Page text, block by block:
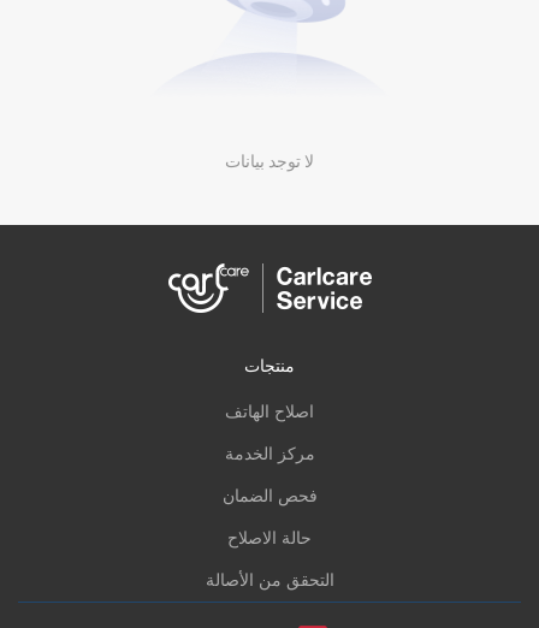
لا توجد بيانات
منتجات
اصلاح الهاتف
مركز الخدمة
فحص الضمان
حالة الاصلاح
التحقق من الأصالة